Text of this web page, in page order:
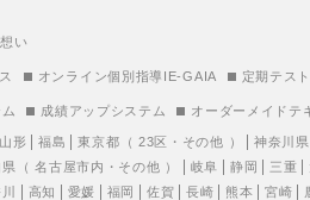
い
オンライン個別指導IE-GAIA 定期テス
成績アップシステム オーダーメイドテ
山形 福島 東京都 （ 23区 ・ その他 ） 神奈川県
（名古屋市内 ・ その他 ） 岐阜 静岡 三重
高知 愛媛 福岡 佐賀 長崎 熊本 宮崎